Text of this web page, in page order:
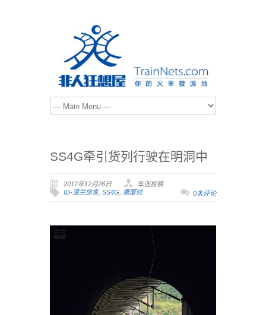
SS4G牵引货列行驶在明洞中
2017年12月26日
车迷投稿
ID-温兰旅客, SS4G, 鹰厦线 0条评论